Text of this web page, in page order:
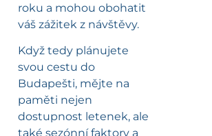
roku a mohou obohatit
váš zážitek z návštěvy.
Když tedy plánujete
svou cestu do
Budapešti, mějte na
paměti nejen
dostupnost letenek, ale
také sezónní faktory a